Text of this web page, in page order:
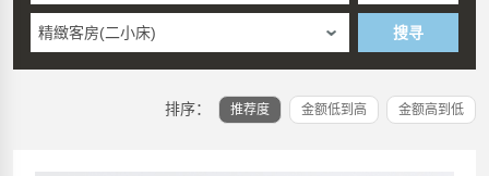
精緻客房(二小床) 搜寻
排序： 推荐度 金额低到高 金额高到低